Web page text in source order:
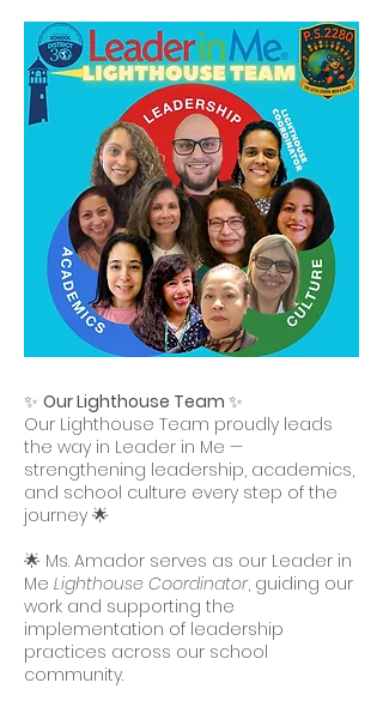
✨ Our Lighthouse Team ✨
Our Lighthouse Team proudly leads
the way in Leader in Me —
strengthening leadership, academics,
and school culture every step of the
journey 🌟
🌟 Ms. Amador serves as our Leader in
Me Lighthouse Coordinator, guiding our
work and supporting the
implementation of leadership
practices across our school
community.